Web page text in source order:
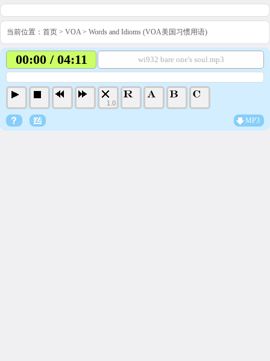
当前位置： 首页 > VOA> Words and Idioms (VOA美国习惯用语)
00:00 / 04:11 wi932 bare one's soul.mp3
1.0
MP3